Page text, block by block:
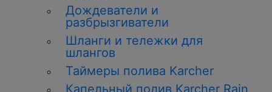
Дождеватели и
разбрызгиватели
Шланги и тележки для
шлангов
Таймеры полива Karcher
Капельный полив Karcher Rain